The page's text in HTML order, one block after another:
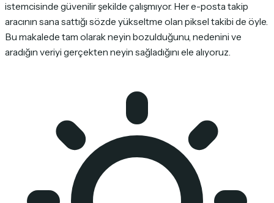
istemcisinde güvenilir şekilde çalışmıyor. Her e-posta takip
aracının sana sattığı sözde yükseltme olan piksel takibi de öyle.
Bu makalede tam olarak neyin bozulduğunu, nedenini ve
aradığın veriyi gerçekten neyin sağladığını ele alıyoruz.